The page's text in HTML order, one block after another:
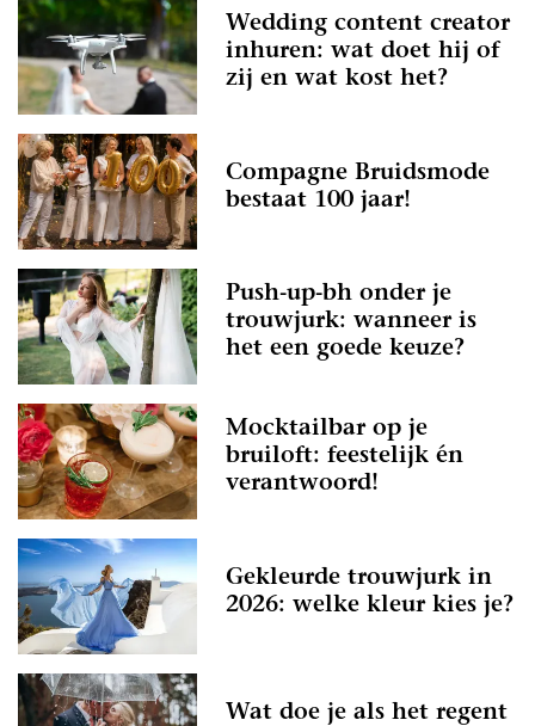
Wedding content creator
inhuren: wat doet hij of
zij en wat kost het?
Compagne Bruidsmode
bestaat 100 jaar!
Push-up-bh onder je
trouwjurk: wanneer is
het een goede keuze?
Mocktailbar op je
bruiloft: feestelijk én
verantwoord!
Gekleurde trouwjurk in
2026: welke kleur kies je?
Wat doe je als het regent